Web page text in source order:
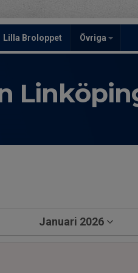
Lilla Broloppet Övriga
Januari 2026